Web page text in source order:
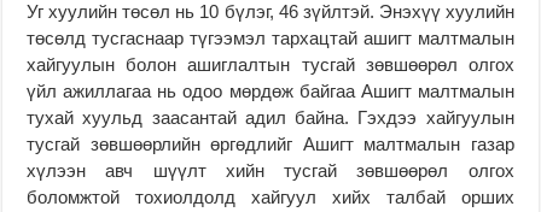
Уг хуулийн төсөл нь 10 бүлэг, 46 зүйлтэй. Энэхүү хуулийн
төсөлд тусгаснаар түгээмэл тархацтай ашигт малтмалын
хайгуулын болон ашиглалтын тусгай зөвшөөрөл олгох
үйл ажиллагаа нь одоо мөрдөж байгаа Ашигт малтмалын
тухай хуульд заасантай адил байна. Гэхдээ хайгуулын
тусгай зөвшөөрлийн өргөдлийг Ашигт малтмалын газар
хүлээн авч шүүлт хийн тусгай зөвшөөрөл олгох
боломжтой тохиолдолд хайгуул хийх талбай орших